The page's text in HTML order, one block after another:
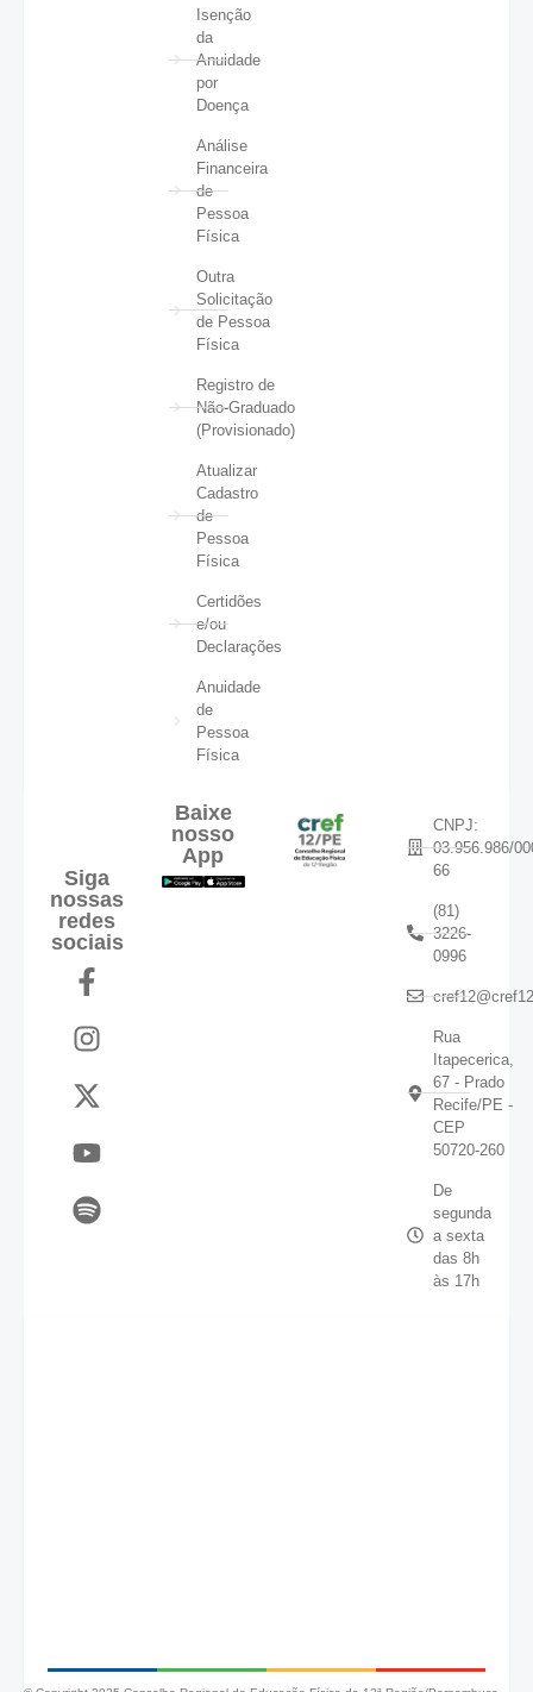
Isenção
da
Anuidade
por
Doença
Análise
Financeira
de
Pessoa
Física
Outra
Solicitação
de Pessoa
Física
Registro de
Não-Graduado
(Provisionado)
Atualizar
Cadastro
de
Pessoa
Física
Certidões
e/ou
Declarações
Anuidade
de
Pessoa
Física
Siga
nossas
redes
sociais
Baixe
nosso
App
CNPJ:
03.956.986/
66
(81)
3226-
0996
Rua
Itapecerica,
67 - Prado
Recife/PE -
CEP
50720-260
De
segunda
a sexta
das 8h
às 17h